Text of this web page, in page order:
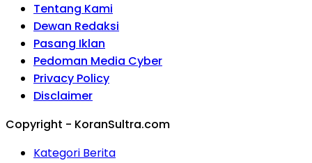
Tentang Kami
Dewan Redaksi
Pasang Iklan
Pedoman Media Cyber
Privacy Policy
Disclaimer
Copyright - KoranSultra.com
Kategori Berita